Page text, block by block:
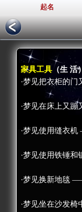
起名
家具工具（生 活）
·梦见把衣柜的
·梦见在床上又
·梦见使用缝衣
·梦见使用铁锤
·梦见换新地毯
·梦见坐在沙发